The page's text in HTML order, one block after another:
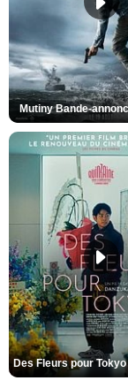
Mutiny Bande-